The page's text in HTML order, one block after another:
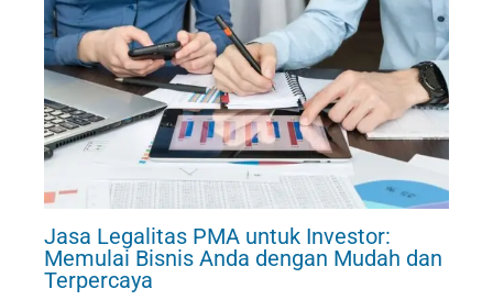
Jasa Legalitas PMA untuk Investor:
Memulai Bisnis Anda dengan Mudah dan
Terpercaya